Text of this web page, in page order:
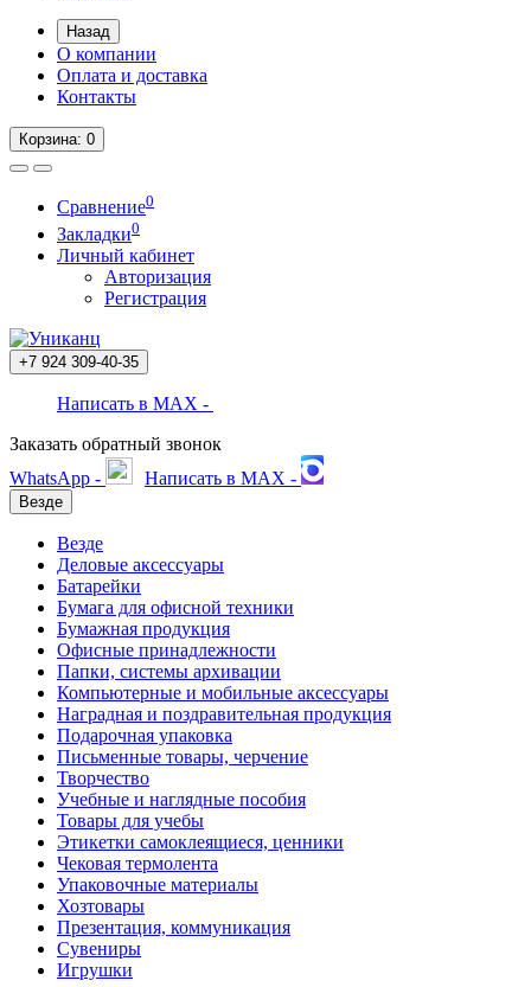
Назад
О компании
Оплата и доставка
Контакты
Корзина: 0
Сравнение0
Закладки0
Личный кабинет
Авторизация
Регистрация
+7 924 309-40-35
Написать в MAX -
Заказать обратный звонок
WhatsApp -
Написать в MAX -
Везде
Везде
Деловые аксессуары
Батарейки
Бумага для офисной техники
Бумажная продукция
Офисные принадлежности
Папки, системы архивации
Компьютерные и мобильные аксессуары
Наградная и поздравительная продукция
Подарочная упаковка
Письменные товары, черчение
Творчество
Учебные и наглядные пособия
Товары для учебы
Этикетки самоклеящиеся, ценники
Чековая термолента
Упаковочные материалы
Хозтовары
Презентация, коммуникация
Сувениры
Игрушки